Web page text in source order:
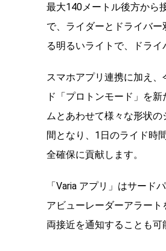
最大140メートル後方から
で、ライダーとドライバ
る明るいライトで、ドライ
スマホアプリ連携に加え
ド「プロトンモード」を
ムとあわせて様々な形状
間となり、1日のライド時
全確保に貢献します。
「Varia アプリ」はサード
アビューレーダーアラー
両接近を通知することも可